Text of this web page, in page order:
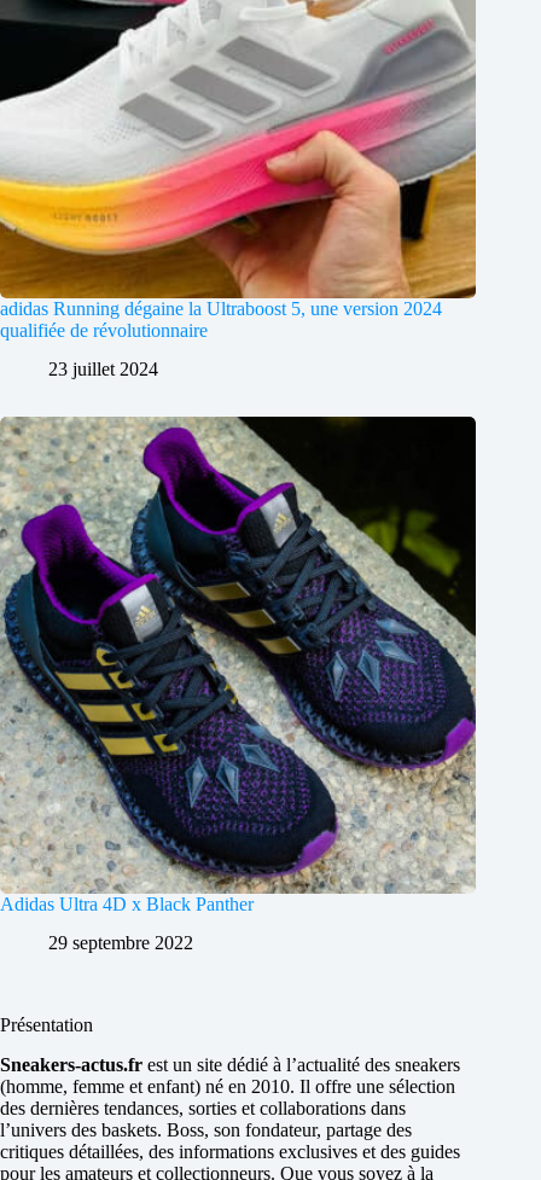
adidas Running dégaine la Ultraboost 5, une version 2024
qualifiée de révolutionnaire
23 juillet 2024
Adidas Ultra 4D x Black Panther
29 septembre 2022
Présentation
Sneakers-actus.fr est un site dédié à l’actualité des sneakers
(homme, femme et enfant) né en 2010. Il offre une sélection
des dernières tendances, sorties et collaborations dans
l’univers des baskets. Boss, son fondateur, partage des
critiques détaillées, des informations exclusives et des guides
pour les amateurs et collectionneurs. Que vous soyez à la